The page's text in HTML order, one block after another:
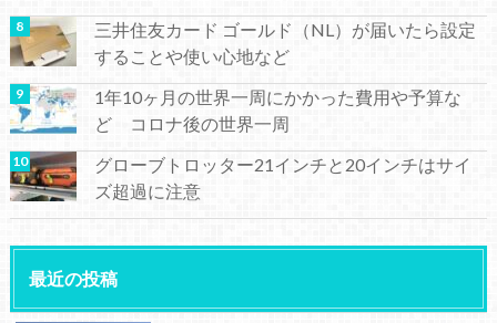
三井住友カード ゴールド（NL）が届いたら設定
することや使い心地など
1年10ヶ月の世界一周にかかった費用や予算な
ど コロナ後の世界一周
グローブトロッター21インチと20インチはサイ
ズ超過に注意
最近の投稿